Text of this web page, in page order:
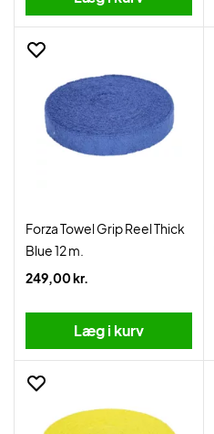
Forza Towel Grip Reel Thick
Blue 12 m.
249,00 kr.
Læg i kurv